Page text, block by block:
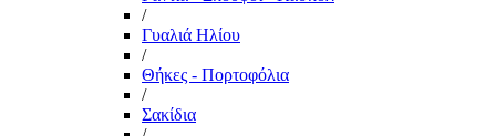
/
Γυαλιά Ηλίου
/
Θήκες - Πορτοφόλια
/
Σακίδια